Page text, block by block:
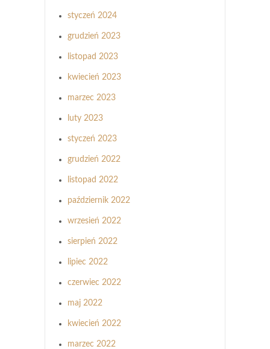
styczeń 2024
grudzień 2023
listopad 2023
kwiecień 2023
marzec 2023
luty 2023
styczeń 2023
grudzień 2022
listopad 2022
październik 2022
wrzesień 2022
sierpień 2022
lipiec 2022
czerwiec 2022
maj 2022
kwiecień 2022
marzec 2022